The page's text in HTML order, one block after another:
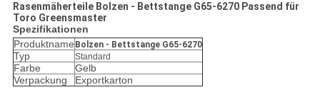
Rasenmäherteile Bolzen - Bettstange G65-6270 Passend für
Toro Greensmaster
Spezifikationen
Produktname Bolzen - Bettstange G65-6270
Typ Standard
Farbe
Gelb
Verpackung
Exportkarton